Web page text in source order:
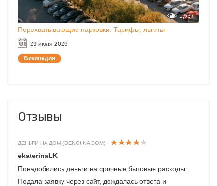
Перехватывающие парковки. Тарифы, льготы
29 июля 2026
1,637
Википедия
Отзывы
ДЕНЬГИ НА ДОМ (DENGI NA DOM)
ekaterinaLK
Понадобились деньги на срочные бытовые расходы.
Подала заявку через сайт, дождалась ответа и